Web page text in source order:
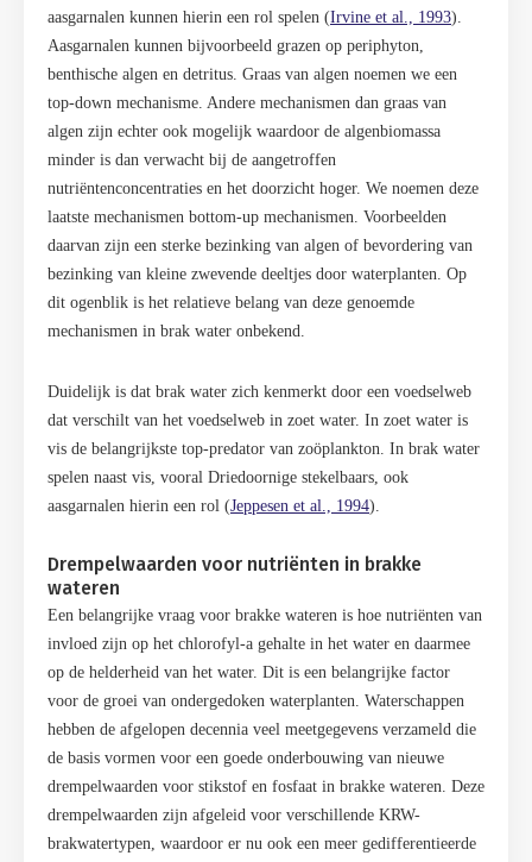
aasgarnalen kunnen hierin een rol spelen (Irvine et al., 1993).
Aasgarnalen kunnen bijvoorbeeld grazen op periphyton,
benthische algen en detritus. Graas van algen noemen we een
top-down mechanisme. Andere mechanismen dan graas van
algen zijn echter ook mogelijk waardoor de algenbiomassa
minder is dan verwacht bij de aangetroffen
nutriëntenconcentraties en het doorzicht hoger. We noemen deze
laatste mechanismen bottom-up mechanismen. Voorbeelden
daarvan zijn een sterke bezinking van algen of bevordering van
bezinking van kleine zwevende deeltjes door waterplanten. Op
dit ogenblik is het relatieve belang van deze genoemde
mechanismen in brak water onbekend.
Duidelijk is dat brak water zich kenmerkt door een voedselweb
dat verschilt van het voedselweb in zoet water. In zoet water is
vis de belangrijkste top-predator van zoöplankton. In brak water
spelen naast vis, vooral Driedoornige stekelbaars, ook
aasgarnalen hierin een rol (Jeppesen et al., 1994).
Drempelwaarden voor nutriënten in brakke
wateren
Een belangrijke vraag voor brakke wateren is hoe nutriënten van
invloed zijn op het chlorofyl-a gehalte in het water en daarmee
op de helderheid van het water. Dit is een belangrijke factor
voor de groei van ondergedoken waterplanten. Waterschappen
hebben de afgelopen decennia veel meetgegevens verzameld die
de basis vormen voor een goede onderbouwing van nieuwe
drempelwaarden voor stikstof en fosfaat in brakke wateren. Deze
drempelwaarden zijn afgeleid voor verschillende KRW-
brakwatertypen, waardoor er nu ook een meer gedifferentieerde